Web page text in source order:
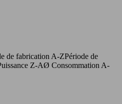
de fabrication A-ZPériode de
Z-AØ Consommation A-